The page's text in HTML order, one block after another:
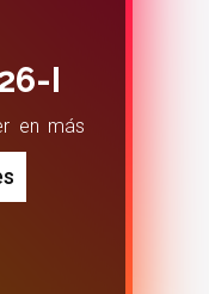
I
en más